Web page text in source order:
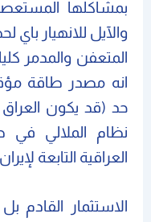
بمشاكلها
والآيل للانهيار
المتعفن والمدمر
انه مصدر طاقة
حد (قد يكون
نظام الملالي في
العراقية التابعة
الاستثمار القادم